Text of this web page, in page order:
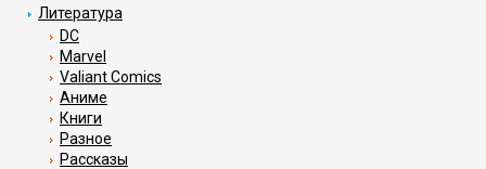
Литература
DC
Marvel
Valiant Comics
Аниме
Книги
Разное
Рассказы